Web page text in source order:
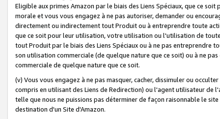
Eligible aux primes Amazon par le biais des Liens Spéciaux, que ce
morale et vous vous engagez à ne pas autoriser, demander ou
directement ou indirectement tout Produit ou à entreprendre toute
que ce soit pour leur utilisation, votre utilisation ou l'utilisation de
tout Produit par le biais des Liens Spéciaux ou à ne pas entreprendre
son utilisation commerciale (de quelque nature que ce soit) ou à ne
commerciale de quelque nature que ce soit.
(v) Vous vous engagez à ne pas masquer, cacher, dissimuler ou
compris en utilisant des Liens de Redirection) ou l'agent utilisateur
telle que nous ne puissions pas déterminer de façon raisonnable le
destination d'un Site d'Amazon.